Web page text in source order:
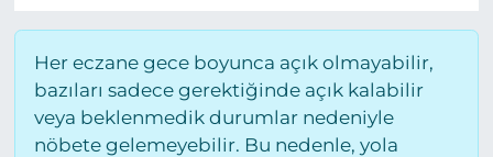
Her eczane gece boyunca açık olmayabilir,
bazıları sadece gerektiğinde açık kalabilir
veya beklenmedik durumlar nedeniyle
nöbete gelemeyebilir. Bu nedenle, yola